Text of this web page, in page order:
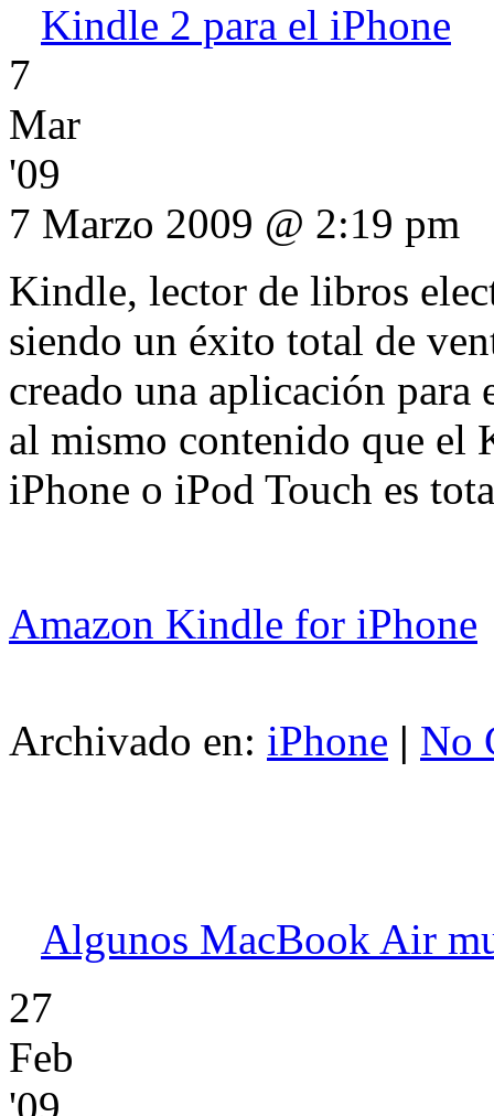
Kindle 2 para el iPhone
7
Mar
'09
7 Marzo 2009 @ 2:19 pm
Kindle, lector de libros
siendo un éxito total de
creado una aplicación para
al mismo contenido que el
iPhone o iPod Touch es
Amazon Kindle for iPhone
Archivado en: iPhone | No
Algunos MacBook Air
27
Feb